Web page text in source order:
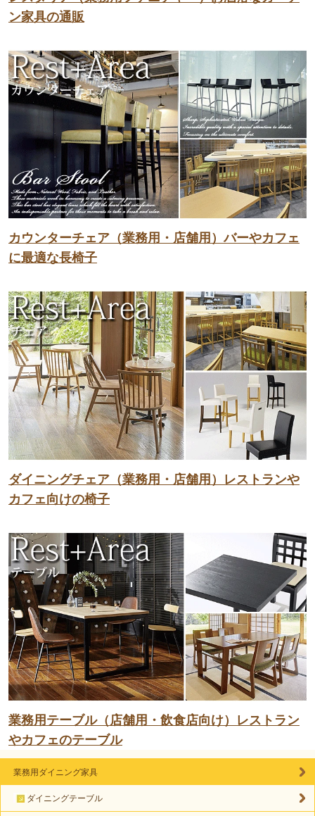
ン家具の通販
カウンターチェア（業務用・店舗用）バーやカフェ
に最適な長椅子
ダイニングチェア（業務用・店舗用）レストランや
カフェ向けの椅子
業務用テーブル（店舗用・飲食店向け）レストラン
やカフェのテーブル
業務用ダイニング家具
ダイニングテーブル